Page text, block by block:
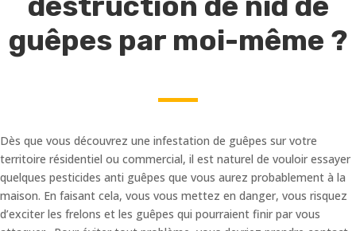
guêpes par moi-même ?
Dès que vous découvrez une infestation de guêpes sur votre
territoire résidentiel ou commercial, il est naturel de vouloir essayer
quelques pesticides anti guêpes que vous aurez probablement à la
maison. En faisant cela, vous vous mettez en danger, vous risquez
d’exciter les frelons et les guêpes qui pourraient finir par vous